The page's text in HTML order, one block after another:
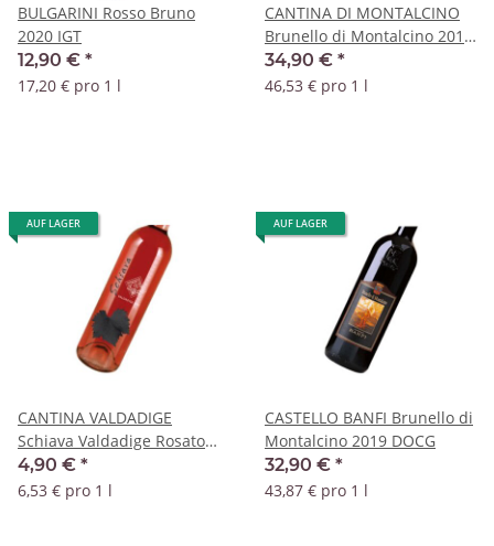
BULGARINI Rosso Bruno
2020 IGT
12,90 € *
17,20 € pro 1 l
CANTINA DI MONTALCINO
Brunello di Montalcino 2019
DOCG
34,90 € *
46,53 € pro 1 l
AUF LAGER
CANTINA VALDADIGE
Schiava Valdadige Rosato
2019 DOC
4,90 € *
6,53 € pro 1 l
AUF LAGER
CASTELLO BANFI Brunello di
Montalcino 2019 DOCG
32,90 € *
43,87 € pro 1 l